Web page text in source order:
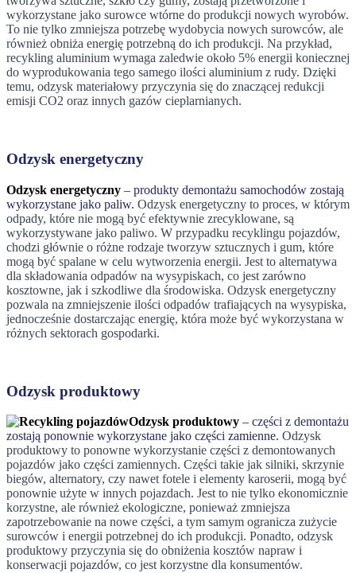
wykorzystane jako surowce wtórne do produkcji nowych wyrobów.
To nie tylko zmniejsza potrzebę wydobycia nowych surowców, ale
również obniża energię potrzebną do ich produkcji. Na przykład,
recykling aluminium wymaga zaledwie około 5% energii koniecznej
do wyprodukowania tego samego ilości aluminium z rudy. Dzięki
temu, odzysk materiałowy przyczynia się do znaczącej redukcji
emisji CO2 oraz innych gazów cieplarnianych.
Odzysk energetyczny
Odzysk energetyczny – produkty demontażu samochodów zostają
wykorzystane jako paliw. Odzysk energetyczny to proces, w którym
odpady, które nie mogą być efektywnie zrecyklowane, są
wykorzystywane jako paliwo. W przypadku recyklingu pojazdów,
chodzi głównie o różne rodzaje tworzyw sztucznych i gum, które
mogą być spalane w celu wytworzenia energii. Jest to alternatywa
dla składowania odpadów na wysypiskach, co jest zarówno
kosztowne, jak i szkodliwe dla środowiska. Odzysk energetyczny
pozwala na zmniejszenie ilości odpadów trafiających na wysypiska,
jednocześnie dostarczając energię, która może być wykorzystana w
różnych sektorach gospodarki.
Odzysk produktowy
Odzysk produktowy – części z demontażu
zostają ponownie wykorzystane jako części zamienne. Odzysk
produktowy to ponowne wykorzystanie części z demontowanych
pojazdów jako części zamiennych. Części takie jak silniki, skrzynie
biegów, alternatory, czy nawet fotele i elementy karoserii, mogą być
ponownie użyte w innych pojazdach. Jest to nie tylko ekonomicznie
korzystne, ale również ekologiczne, ponieważ zmniejsza
zapotrzebowanie na nowe części, a tym samym ogranicza zużycie
surowców i energii potrzebnej do ich produkcji. Ponadto, odzysk
produktowy przyczynia się do obniżenia kosztów napraw i
konserwacji pojazdów, co jest korzystne dla konsumentów.